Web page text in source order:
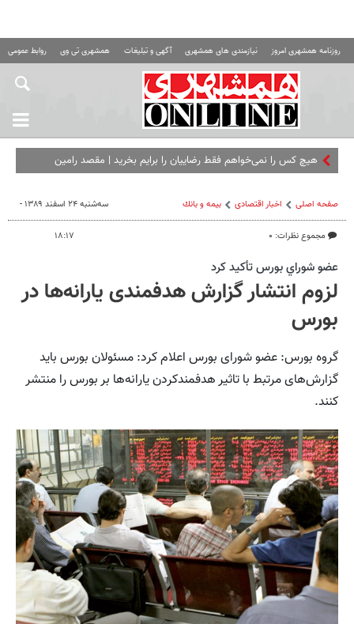
روزنامه همشهری امروز نیازمندی های همشهری آگهی و تبلیغات همشهری تی وی روابط عمومی
هیچ کس را نمی‌خواهم فقط رضاییان را برایم بخرید | مقصد رامین
صفحه اصلی اخبار اقتصادی بيمه و بانك
مجموع نظرات: ۰
سه‌شنبه ۲۴ اسفند ۱۳۸۹ -
۱۸:۱۷
عضو شوراي بورس تأكيد كرد
لزوم انتشار گزارش هدفمندی‌ یارانه‌ها در
بورس
گروه بورس: عضو شورای بورس اعلام کرد: مسئولان بورس باید
گزارش‌های مرتبط با تاثیر هدفمندکردن یارانه‌ها بر بورس را منتشر
کنند.